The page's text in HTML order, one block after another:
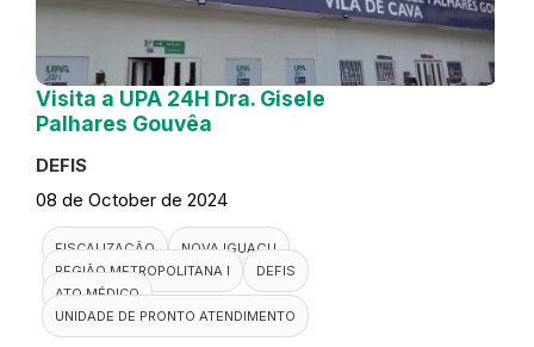
Visita a UPA 24H Dra. Gisele
Palhares Gouvêa
DEFIS
08 de October de 2024
FISCALIZAÇÃO
NOVA IGUAÇU
REGIÃO METROPOLITANA I
DEFIS
ATO MÉDICO
UNIDADE DE PRONTO ATENDIMENTO